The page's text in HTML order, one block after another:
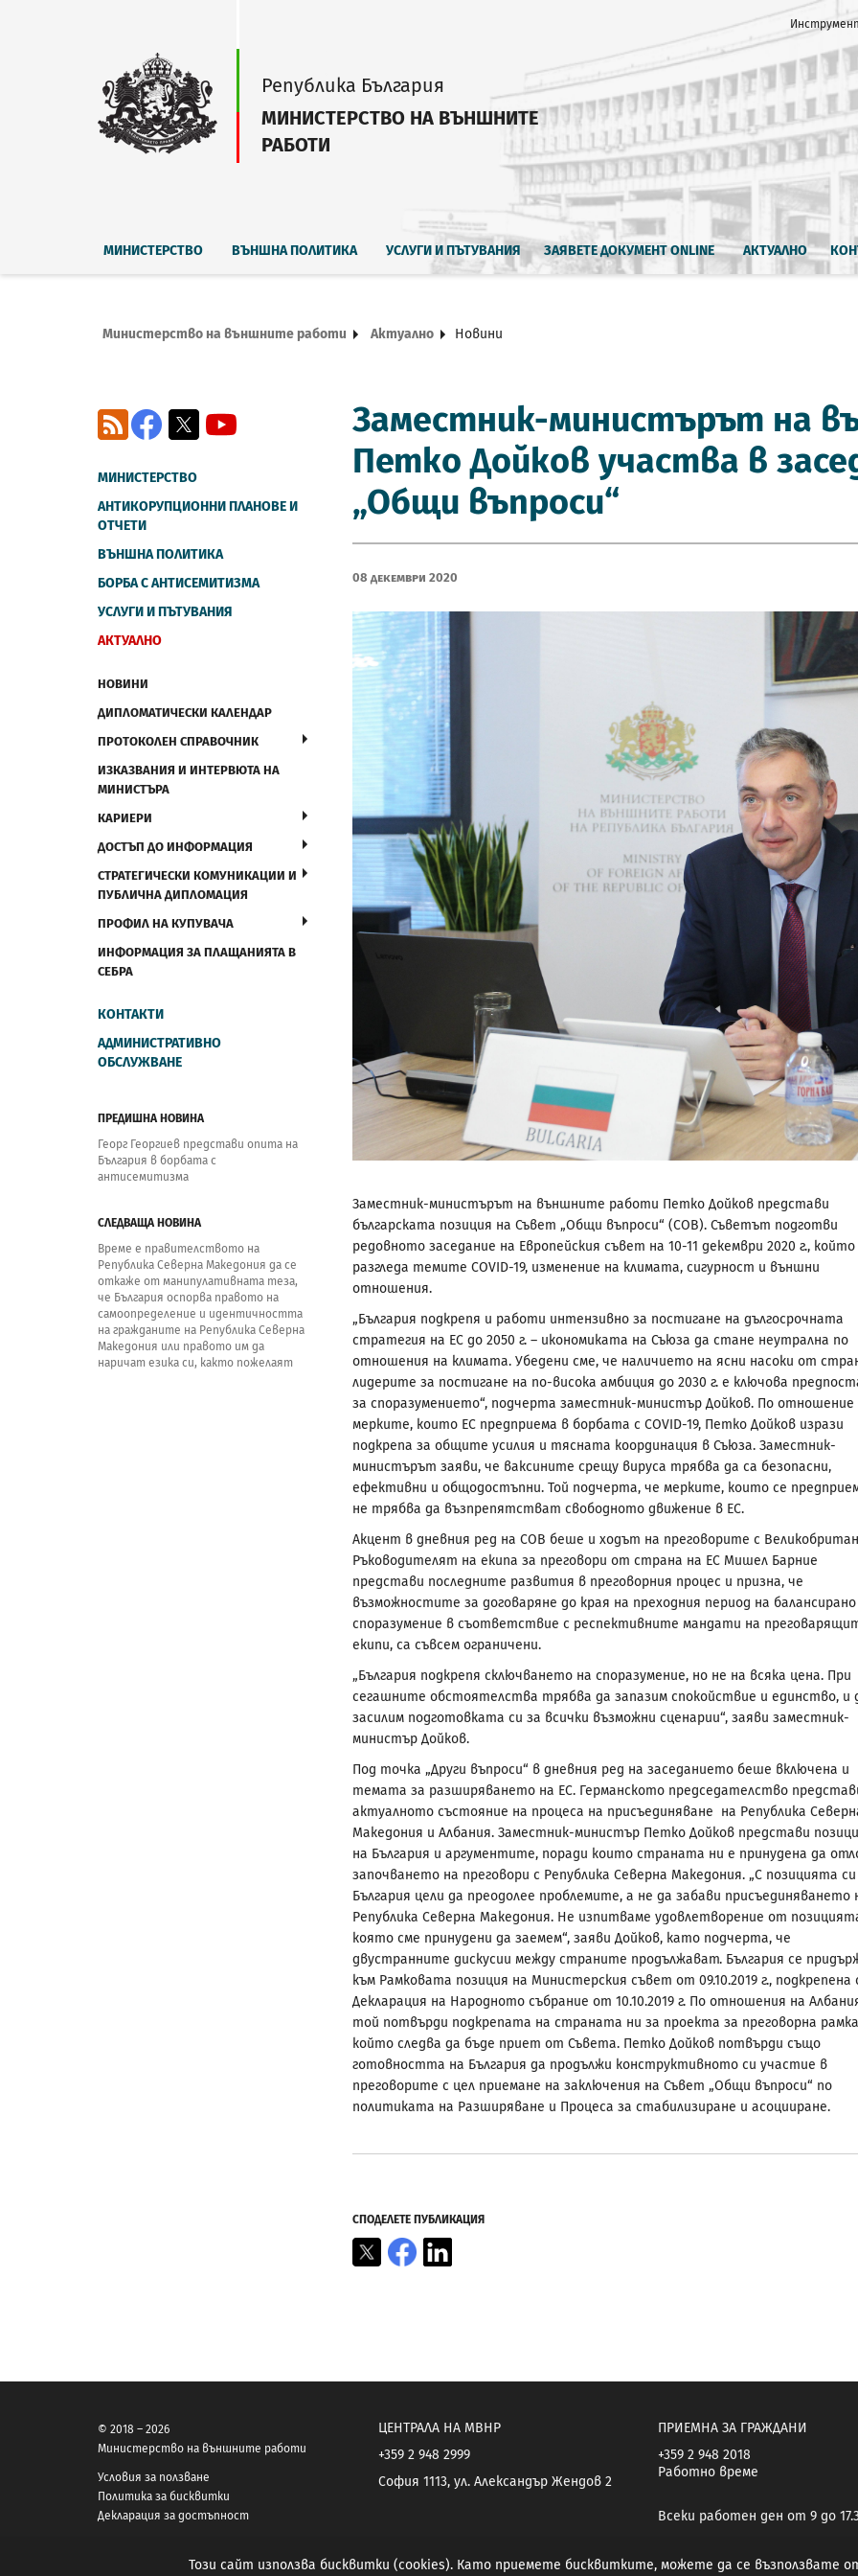
Република България
МИНИСТЕРСТВО НА ВЪНШНИТЕ
РАБОТИ
МИНИСТЕРСТВО ВЪНШНА ПОЛИТИКА УСЛУГИ И ПЪТУВАНИЯ ЗАЯВЕТЕ ДОКУМЕНТ ONLINE АКТУАЛНО
Министерство на външните работи Актуално Новини
Facebook
X
RSS
МИНИСТЕРСТВО
АНТИКОРУПЦИОННИ ПЛАНОВЕ И
ОТЧЕТИ
ВЪНШНА ПОЛИТИКА
БОРБА С АНТИСЕМИТИЗМА
УСЛУГИ И ПЪТУВАНИЯ
АКТУАЛНО
НОВИНИ
ДИПЛОМАТИЧЕСКИ КАЛЕНДАР
ПРОТОКОЛЕН СПРАВОЧНИК
ИЗКАЗВАНИЯ И ИНТЕРВЮТА НА
МИНИСТЪРА
КАРИЕРИ
ДОСТЪП ДО ИНФОРМАЦИЯ
СТРАТЕГИЧЕСКИ КОМУНИКАЦИИ И
ПУБЛИЧНА ДИПЛОМАЦИЯ
ПРОФИЛ НА КУПУВАЧА
ИНФОРМАЦИЯ ЗА ПЛАЩАНИЯТА В
СЕБРА
КОНТАКТИ
АДМИНИСТРАТИВНО
ОБСЛУЖВАНЕ
ПРЕДИШНА НОВИНА
Георг Георгиев представи опита на
България в борбата с
антисемитизма
СЛЕДВАЩА НОВИНА
Време е правителството на
Република Северна Македония да се
откаже от манипулативната теза,
че България оспорва правото на
самоопределение и идентичността
на гражданите на Република Северна
Македония или правото им да
наричат езика си, както пожелаят
Заместник-министърът на
Петко Дойков участва в
„Общи въпроси“
08 Декември 2020
Заместник-министърът на външните работи Петко Дойков представи
българската позиция на Съвет „Общи въпроси“ (СОВ). Съветът подготви
редовното заседание на Европейския съвет на 10-11 декември 2020 г.,
разгледа темите COVID-19, изменение на климата, сигурност и външни
отношения.
„България подкрепя и работи интензивно за постигане на дългосрочната
стратегия на ЕС до 2050 г. – икономиката на Съюза да стане неутрална по
отношения на климата. Убедени сме, че наличието на ясни насоки от
лидерите за постигане на по-висока амбиция до 2030 г. е ключова
за споразумението“, подчерта заместник-министър Дойков. По отношение
мерките, които ЕС предприема в борбата с COVID-19, Петко Дойков изрази
подкрепа за общите усилия и тясната координация в Съюза. Заместник-
министърът заяви, че ваксините срещу вируса трябва да са безопасни,
ефективни и общодостъпни. Той подчерта, че мерките, които се
не трябва да възпрепятстват свободното движение в ЕС.
Акцент в дневния ред на СОВ беше и ходът на преговорите с
Ръководителят на екипа за преговори от страна на ЕС Мишел Барние
представи последните развития в преговорния процес и призна, че
възможностите за договаряне до края на преходния период на балансирано
споразумение в съответствие с респективните мандати на
екипи, са съвсем ограничени.
„България подкрепя сключването на споразумение, но не на всяка цена. При
сегашните обстоятелства трябва да запазим спокойствие и единство, и
засилим подготовката си за всички възможни сценарии“, заяви заместник-
министър Дойков.
Под точка „Други въпроси“ в дневния ред на заседанието беше включена и
темата за разширяването на ЕС. Германското председателство
актуалното състояние на процеса на присъединяване на Република
Македония и Албания. Заместник-министър Петко Дойков представи
на България и аргументите, поради които страната ни е принудена да
започването на преговори с Република Северна Македония. „С позицията си
България цели да преодолее проблемите, а не да забави присъединяването
Република Северна Македония. Не изпитваме удовлетворение от
която сме принудени да заемем“, заяви Дойков, като подчерта, че
двустранните дискусии между страните продължават. България се
към Рамковата позиция на Министерския съвет от 09.10.2019 г., подкрепена
Декларация на Народното събрание от 10.10.2019 г. По отношения на
той потвърди подкрепата на страната ни за проекта за преговорна
който следва да бъде приет от Съвета. Петко Дойков потвърди също
готовността на България да продължи конструктивното си участие в
преговорите с цел приемане на заключения на Съвет „Общи въпроси“ по
политиката на Разширяване и Процеса за стабилизиране и асоцииране.
СПОДЕЛЕТЕ ПУБЛИКАЦИЯ
X Facebook
© 2018 – 2026
Министерство на външните работи
Условия за ползване
Политика за бисквитки
Декларация за достъпност
ЦЕНТРАЛА НА МВНР
+359 2 948 2999
София 1113, ул. Александър Жендов 2
ПРИЕМНА ЗА ГРАЖДАНИ
+359 2 948 2018
Работно време
Всеки работен ден от 9 до
Този сайт използва бисквитки (cookies). Като приемете бисквитките, можете да се възползвате